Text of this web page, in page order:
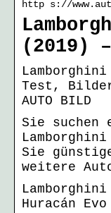
http s://
(2019)
Test,
AUTO BILD
Sie suchen
Sie
weitere
Huracán